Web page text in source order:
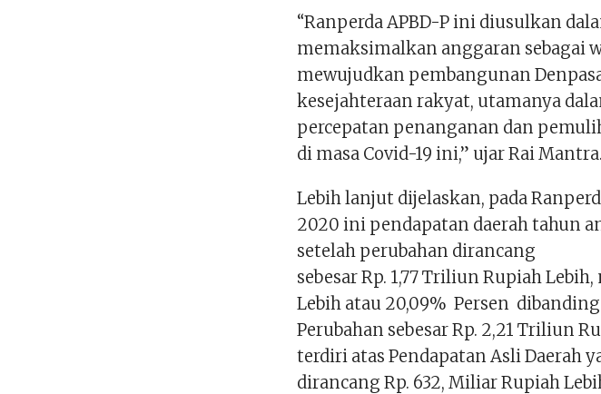
“Ranperda APBD-P ini diusulkan
memaksimalkan anggaran sebagai
mewujudkan pembangunan
kesejahteraan rakyat, utamanya
percepatan penanganan dan
di masa Covid-19 ini,” ujar Rai Mantra.
Lebih lanjut dijelaskan, pada
2020 ini pendapatan daerah tahun
setelah perubahan dirancang
sebesar Rp. 1,77 Triliun Rupiah
Lebih atau 20,09% Persen
Perubahan sebesar Rp. 2,21 Triliun
terdiri atas Pendapatan Asli Daerah
dirancang Rp. 632, Miliar Rupiah